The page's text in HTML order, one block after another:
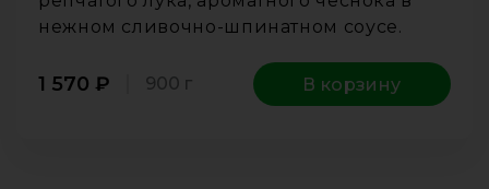
нежном сливочно-шпинатном соусе.
1 570 ₽ 900 г В корзину